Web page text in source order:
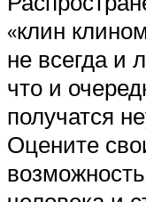
«клин
не всегда и
что и
получатся
Оцените